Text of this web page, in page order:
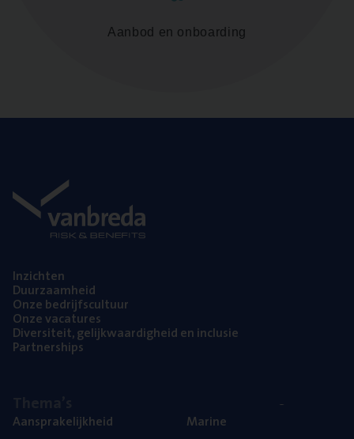
Aanbod en onboarding
Inzich­ten
Duur­zaam­heid
Onze bedrijfs­cul­tuur
Onze vaca­tu­res
Diver­si­teit, gelijk­waar­dig­heid en inclusie
Part­ner­ships
Aan­spra­ke­lijk­heid
Mari­ne